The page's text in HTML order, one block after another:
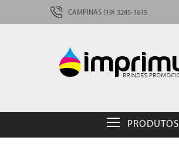
CAMPINAS (19) 3245-1615
PRODUTOS